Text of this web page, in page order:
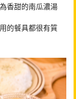
香甜的南瓜濃湯
的餐具都很有質